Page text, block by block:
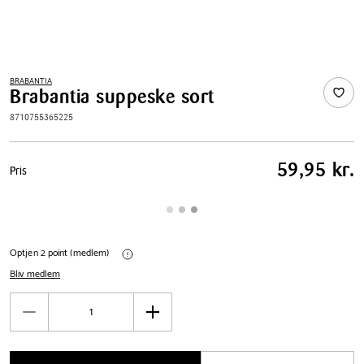
BRABANTIA
Brabantia suppeske sort
8710755365225
Pris
tabel
Pris 59,95 kr.
Optjen 2 point (medlem)
Bliv medlem
Antal
Øg